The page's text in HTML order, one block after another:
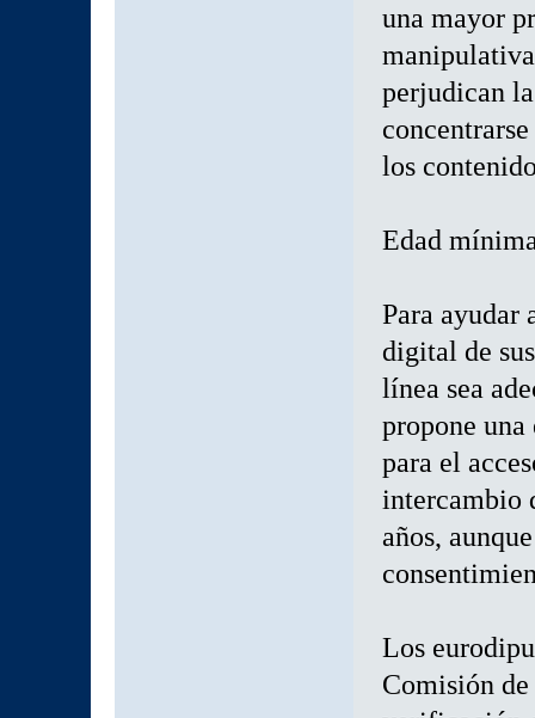
una mayor
perjudican
los
Edad
Para ayudar
digital de
línea sea
propone
para el
intercambio
años,
Los
Comisión